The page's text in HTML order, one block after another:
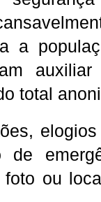
a
total
de
ou